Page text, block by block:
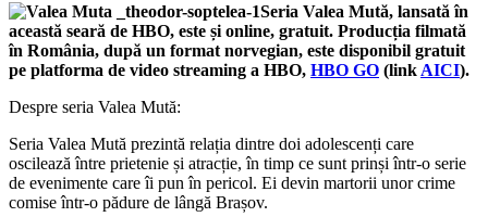
Seria Valea Mută, lansată în
această seară de HBO, este și online, gratuit. Producția filmată
în România, după un format norvegian, este disponibil gratuit
pe platforma de video streaming a HBO, HBO GO (link AICI).
Despre seria Valea Mută:
Seria Valea Mută prezintă relația dintre doi adolescenți care
oscilează între prietenie și atracție, în timp ce sunt prinși într-o serie
de evenimente care îi pun în pericol. Ei devin martorii unor crime
comise într-o pădure de lângă Brașov.